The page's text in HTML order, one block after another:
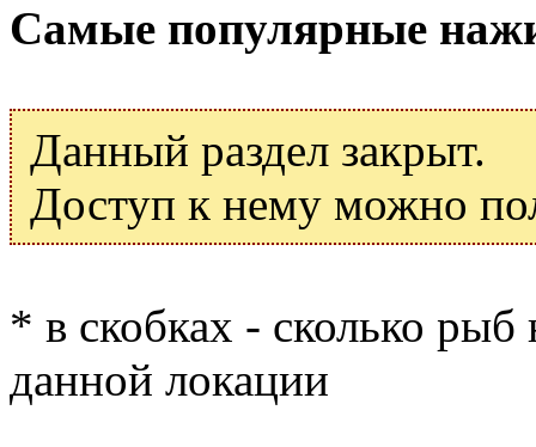
Самые популярные
Данный раздел закрыт.
Доступ к нему можно
* в скобках - сколько
данной локации